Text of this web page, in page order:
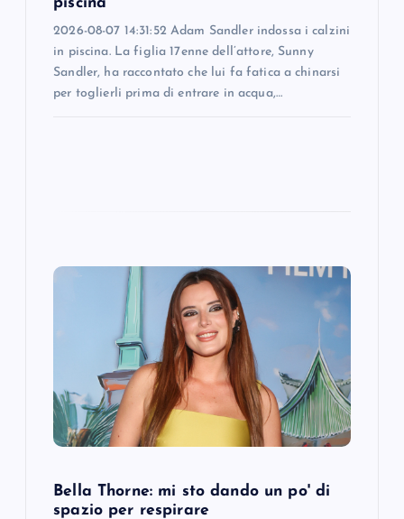
2026-08-07 14:31:52 Adam Sandler indossa i calzini
in piscina. La figlia 17enne dell’attore, Sunny
Sandler, ha raccontato che lui fa fatica a chinarsi
per toglierli prima di entrare in acqua,…
Bella Thorne: mi sto dando un po' di
spazio per respirare